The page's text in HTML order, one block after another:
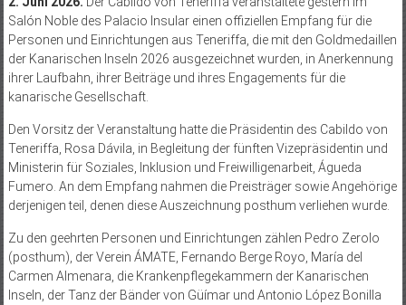
Salón Noble des Palacio Insular einen offiziellen Empfang für die
Personen und Einrichtungen aus Teneriffa, die mit den Goldmedaillen
der Kanarischen Inseln 2026 ausgezeichnet wurden, in Anerkennung
ihrer Laufbahn, ihrer Beiträge und ihres Engagements für die
kanarische Gesellschaft.
Den Vorsitz der Veranstaltung hatte die Präsidentin des Cabildo von
Teneriffa, Rosa Dávila, in Begleitung der fünften Vizepräsidentin und
Ministerin für Soziales, Inklusion und Freiwilligenarbeit, Águeda
Fumero. An dem Empfang nahmen die Preisträger sowie Angehörige
derjenigen teil, denen diese Auszeichnung posthum verliehen wurde.
Zu den geehrten Personen und Einrichtungen zählen Pedro Zerolo
(posthum), der Verein ÁMATE, Fernando Berge Royo, María del
Carmen Almenara, die Krankenpflegekammern der Kanarischen
Inseln, der Tanz der Bänder von Güímar und Antonio López Bonilla